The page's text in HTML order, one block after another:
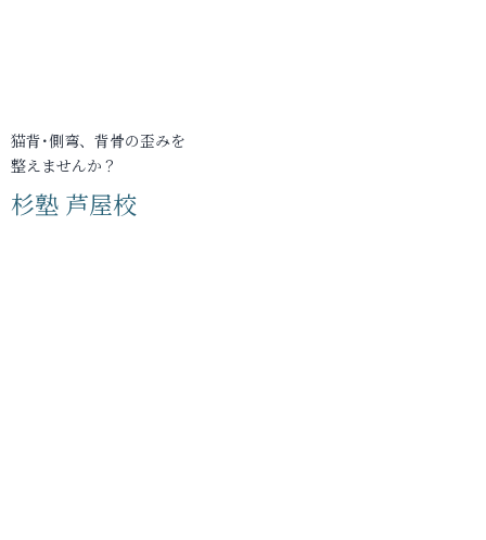
猫背･側弯、背骨の歪みを
整えませんか？
杉塾 芦屋校